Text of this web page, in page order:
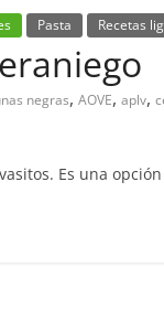
Pasta Recetas
negras, AOVE, aplv,
Es una